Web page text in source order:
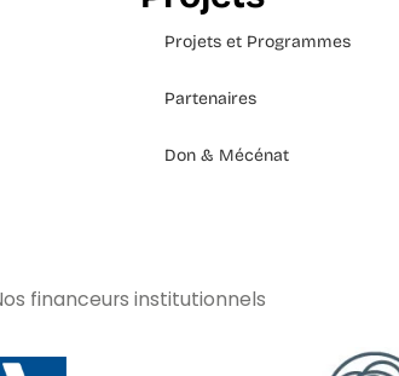
Projets et Programmes
Partenaires
Don & Mécénat
financeurs institutionnels